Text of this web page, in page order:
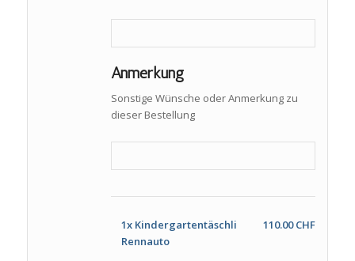
Anmerkung
Sonstige Wünsche oder Anmerkung zu
dieser Bestellung
1x Kindergartentäschli
Rennauto
110.00 CHF